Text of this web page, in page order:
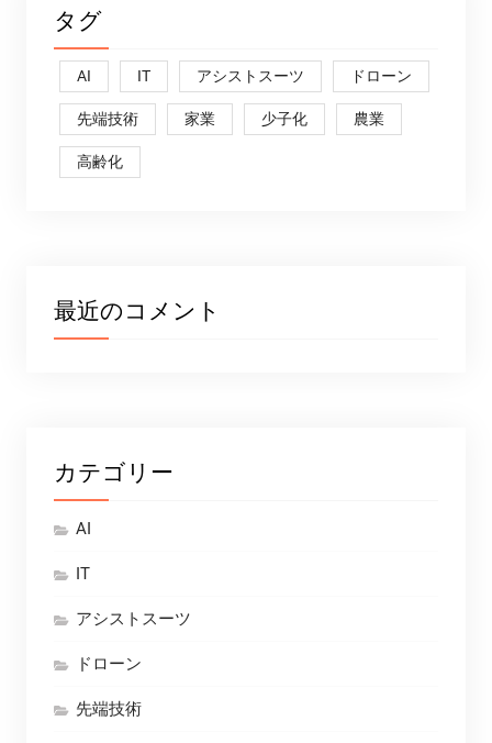
タグ
AI IT アシストスーツ ドローン
先端技術 家業 少子化 農業
高齢化
最近のコメント
カテゴリー
AI
IT
アシストスーツ
ドローン
先端技術